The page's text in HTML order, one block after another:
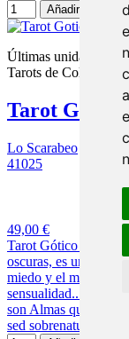
Añadir al carrito
Últimas unidades en
Tarots de Colección
Tarot Gotico
Lo Scarabeo
41025
49,00 €
Tarot Gótico de los
oscuras, es un tarot
miedo y el misterio,
sensualidad....Un
son Almas que se
sed sobrenatural. Se